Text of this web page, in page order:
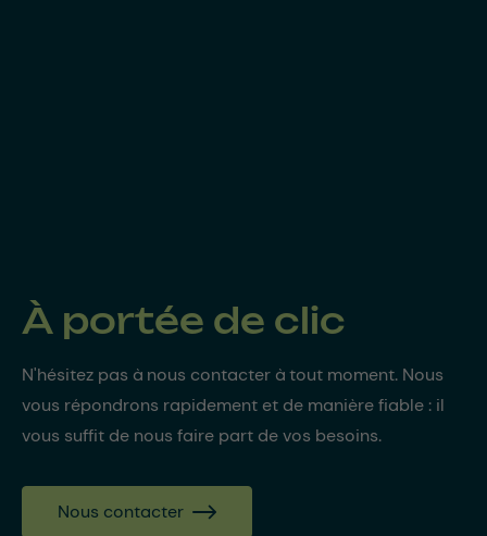
À portée de clic
N'hésitez pas à nous contacter à tout moment. Nous
vous répondrons rapidement et de manière fiable : il
vous suffit de nous faire part de vos besoins.
Nous contacter